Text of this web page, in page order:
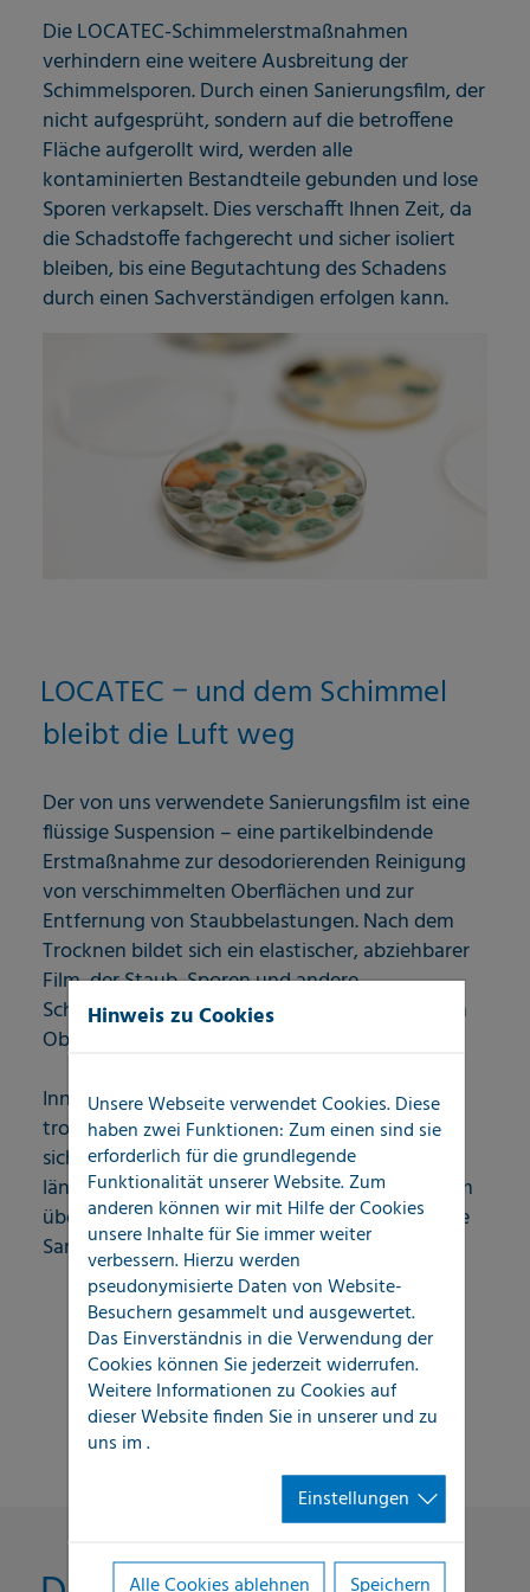
Die LOCATEC-Schimmelerstmaßnahmen
verhindern eine weitere Ausbreitung der
Schimmelsporen. Durch einen Sanierungsfilm, der
nicht aufgesprüht, sondern auf die betroffene
Fläche aufgerollt wird, werden alle
kontaminierten Bestandteile gebunden und lose
Sporen verkapselt. Dies verschafft Ihnen Zeit, da
die Schadstoffe fachgerecht und sicher isoliert
bleiben, bis eine Begutachtung des Schadens
durch einen Sachverständigen erfolgen kann.
LOCATEC − und dem Schimmel
bleibt die Luft weg
Der von uns verwendete Sanierungsfilm ist eine
flüssige Suspension – eine partikelbindende
Erstmaßnahme zur desodorierenden Reinigung
von verschimmelten Oberflächen und zur
Entfernung von Staubbelastungen. Nach dem
Trocknen bildet sich ein elastischer, abziehbarer
Film, der Staub, Sporen und andere
Schimmelpilzgeflechte fest bindet und zugleich
Oberflächen reinigt.
Innerhalb von max. 12 Stunden ist der Film
trocken und verschließt damit die Schadstelle
sicher. Der Sanierungsfilm kann 14 Tage und
länger an der Stelle verbleiben – genug Zeit, um
über die weitere Vorgehensweise und mögliche
Sanierungsmaßnahmen zu entscheiden.
Hinweis zu Cookies
Unsere Webseite verwendet Cookies. Diese
haben zwei Funktionen: Zum einen sind sie
erforderlich für die grundlegende
Funktionalität unserer Website. Zum
anderen können wir mit Hilfe der Cookies
unsere Inhalte für Sie immer weiter
verbessern. Hierzu werden
pseudonymisierte Daten von Website-
Besuchern gesammelt und ausgewertet.
Das Einverständnis in die Verwendung der
Cookies können Sie jederzeit widerrufen.
Weitere Informationen zu Cookies auf
dieser Website finden Sie in unsererund zu
uns im.
Einstellungen
Alle Cookies ablehnen
Speichern